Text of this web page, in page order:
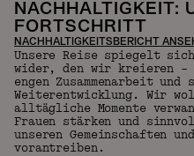
NACHHALTIGKEIT:
FORTSCHRITT
NACHHALTIGKEITSBERICHT
Unsere Reise spiegelt sich
wider, den wir kreieren
engen Zusammenarbeit und
Weiterentwicklung. Wir
alltägliche Momente
Frauen stärken und
unseren Gemeinschaften
vorantreiben.